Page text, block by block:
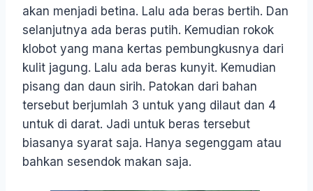
akan menjadi betina. Lalu ada beras bertih. Dan
selanjutnya ada beras putih. Kemudian rokok
klobot yang mana kertas pembungkusnya dari
kulit jagung. Lalu ada beras kunyit. Kemudian
pisang dan daun sirih. Patokan dari bahan
tersebut berjumlah 3 untuk yang dilaut dan 4
untuk di darat. Jadi untuk beras tersebut
biasanya syarat saja. Hanya segenggam atau
bahkan sesendok makan saja.